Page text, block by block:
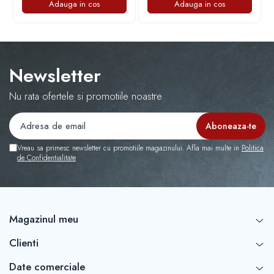
Capace r16 Toyota
Adauga in cos Adauga in cos
Newsletter
Nu rata ofertele si promotiile noastre
Vreau sa primesc newsletter cu promotiile magazinului. Afla mai multe in Politica
de Confidentialitate
Magazinul meu
Clienti
Date comerciale